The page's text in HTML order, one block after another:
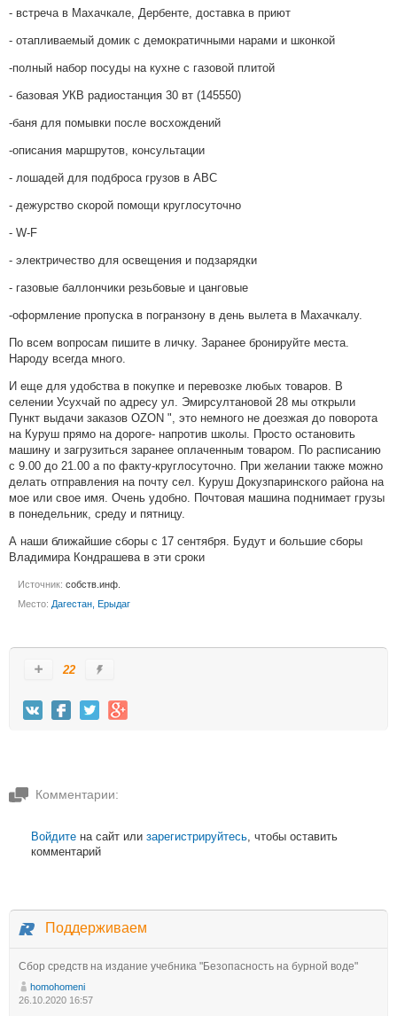
- встреча в Махачкале, Дербенте, доставка в приют
- отапливаемый домик с демократичными нарами и шконкой
-полный набор посуды на кухне с газовой плитой
- базовая УКВ радиостанция 30 вт (145550)
-баня для помывки после восхождений
-описания маршрутов, консультации
- лошадей для подброса грузов в ABC
- дежурство скорой помощи круглосуточно
- W-F
- электричество для освещения и подзарядки
- газовые баллончики резьбовые и цанговые
-оформление пропуска в погранзону в день вылета в Махачкалу.
По всем вопросам пишите в личку. Заранее бронируйте места.
Народу всегда много.
И еще для удобства в покупке и перевозке любых товаров. В
селении Усухчай по адресу ул. Эмирсултановой 28 мы открыли
Пункт выдачи заказов OZON ", это немного не доезжая до поворота
на Куруш прямо на дороге- напротив школы. Просто остановить
машину и загрузиться заранее оплаченным товаром. По расписанию
с 9.00 до 21.00 а по факту-круглосуточно. При желании также можно
делать отправления на почту сел. Куруш Докузпаринского района на
мое или свое имя. Очень удобно. Почтовая машина поднимает грузы
в понедельник, среду и пятницу.
А наши ближайшие сборы с 17 сентября. Будут и большие сборы
Владимира Кондрашева в эти сроки
Источник: собств.инф.
Место: Дагестан, Ерыдаг
22
Комментарии:
Войдите на сайт или зарегистрируйтесь , чтобы оставить
комментарий
Поддерживаем
Сбор средств на издание учебника "Безопасность на бурной воде"
homohomeni
26.10.2020 16:57